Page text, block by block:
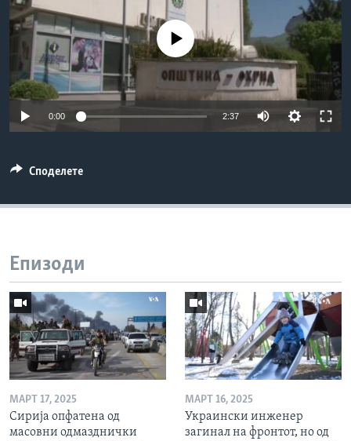
ИНТЕРВЈУА
Јазици
No media source currently available
0:00 2:37
Споделете
Епизоди
МАРТ 17, 2025
Сирија опфатена од
масовни одмазднички
МАРТ 16, 2025
Украински инженер
загинал на фронтот, но од